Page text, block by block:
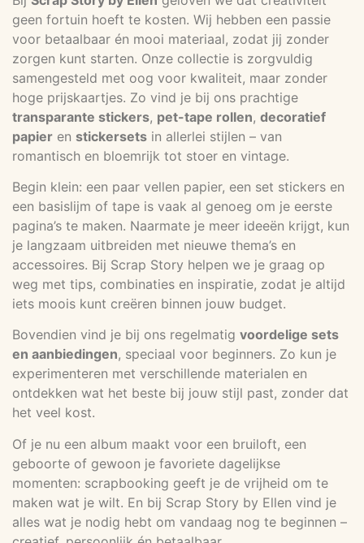
geen fortuin hoeft te kosten. Wij hebben een passie
voor betaalbaar én mooi materiaal, zodat jij zonder
zorgen kunt starten. Onze collectie is zorgvuldig
samengesteld met oog voor kwaliteit, maar zonder
hoge prijskaartjes. Zo vind je bij ons prachtige
transparante stickers, pet-tape rollen, decoratief
papier en stickersets in allerlei stijlen – van
romantisch en bloemrijk tot stoer en vintage.
Begin klein: een paar vellen papier, een set stickers en
een basislijm of tape is vaak al genoeg om je eerste
pagina’s te maken. Naarmate je meer ideeën krijgt, kun
je langzaam uitbreiden met nieuwe thema’s en
accessoires. Bij Scrap Story helpen we je graag op
weg met tips, combinaties en inspiratie, zodat je altijd
iets moois kunt creëren binnen jouw budget.
Bovendien vind je bij ons regelmatig voordelige sets
en aanbiedingen, speciaal voor beginners. Zo kun je
experimenteren met verschillende materialen en
ontdekken wat het beste bij jouw stijl past, zonder dat
het veel kost.
Of je nu een album maakt voor een bruiloft, een
geboorte of gewoon je favoriete dagelijkse
momenten: scrapbooking geeft je de vrijheid om te
maken wat je wilt. En bij Scrap Story by Ellen vind je
alles wat je nodig hebt om vandaag nog te beginnen –